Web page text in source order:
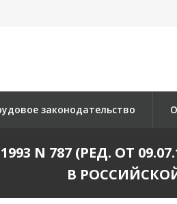
законодательство
N 787 (РЕД. ОТ
В